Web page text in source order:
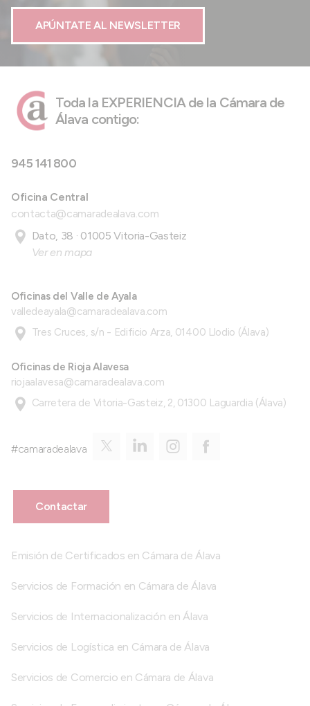
APÚNTATE AL NEWSLETTER
Toda la EXPERIENCIA de la Cámara de
Álava contigo:
945 141 800
Oficina Central
contacta@camaradealava.com
Dato, 38 · 01005 Vitoria-Gasteiz
Ver en mapa
Oficinas del Valle de Ayala
valledeayala@camaradealava.com
Tres Cruces, s/n - Edificio Arza, 01400 Llodio (Álava)
Oficinas de Rioja Alavesa
riojaalavesa@camaradealava.com
Carretera de Vitoria-Gasteiz, 2, 01300 Laguardia (Álava)
#camaradealava
Contactar
Emisión de Certificados en Cámara de Álava
Servicios de Formación en Cámara de Álava
Servicios de Internacionalización en Álava
Servicios de Logística en Cámara de Álava
Servicios de Comercio en Cámara de Álava